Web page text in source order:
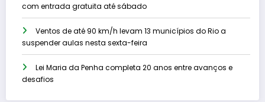
com entrada gratuita até sábado
Ventos de até 90 km/h levam 13 municípios do Rio a
suspender aulas nesta sexta-feira
Lei Maria da Penha completa 20 anos entre avanços e
desafios